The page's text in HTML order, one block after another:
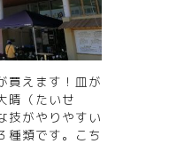
買えます！皿が
晴（たいせ
技がやりやすい
種類です。
こち